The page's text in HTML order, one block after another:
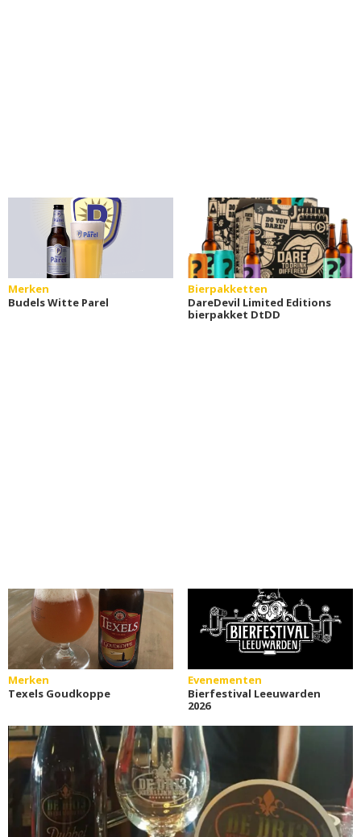
Merken
Budels Witte Parel
Bierpakketten
DareDevil Limited Editions
bierpakket DtDD
Merken
Texels Goudkoppe
Evenementen
Bierfestival Leeuwarden
2026